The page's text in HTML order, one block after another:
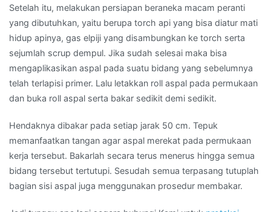
Setelah itu, melakukan persiapan beraneka macam peranti
yang dibutuhkan, yaitu berupa torch api yang bisa diatur mati
hidup apinya, gas elpiji yang disambungkan ke torch serta
sejumlah scrup dempul. Jika sudah selesai maka bisa
mengaplikasikan aspal pada suatu bidang yang sebelumnya
telah terlapisi primer. Lalu letakkan roll aspal pada permukaan
dan buka roll aspal serta bakar sedikit demi sedikit.
Hendaknya dibakar pada setiap jarak 50 cm. Tepuk
memanfaatkan tangan agar aspal merekat pada permukaan
kerja tersebut. Bakarlah secara terus menerus hingga semua
bidang tersebut tertutupi. Sesudah semua terpasang tutuplah
bagian sisi aspal juga menggunakan prosedur membakar.